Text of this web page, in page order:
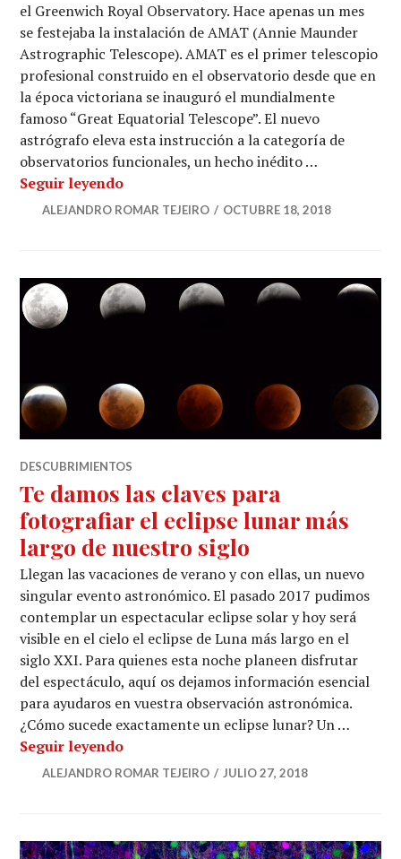
el Greenwich Royal Observatory. Hace apenas un mes
se festejaba la instalación de AMAT (Annie Maunder
Astrographic Telescope). AMAT es el primer telescopio
profesional construido en el observatorio desde que en
la época victoriana se inauguró el mundialmente
famoso “Great Equatorial Telescope”. El nuevo
astrógrafo eleva esta instrucción a la categoría de
observatorios funcionales, un hecho inédito …
Seguir leyendoDe las cascadas de Mackenzie a los
ALEJANDRO ROMAR TEJEIRO OCTUBRE 18, 2018
DESCUBRIMIENTOS
Te damos las claves para
fotografiar el eclipse lunar más
largo de nuestro siglo
Llegan las vacaciones de verano y con ellas, un nuevo
singular evento astronómico. El pasado 2017 pudimos
contemplar un espectacular eclipse solar y hoy será
visible en el cielo el eclipse de Luna más largo en el
siglo XXI. Para quienes esta noche planeen disfrutar
del espectáculo, aquí os dejamos información esencial
para ayudaros en vuestra observación astronómica.
¿Cómo sucede exactamente un eclipse lunar? Un …
Seguir leyendoTe damos las claves para fotografiar
ALEJANDRO ROMAR TEJEIRO JULIO 27, 2018